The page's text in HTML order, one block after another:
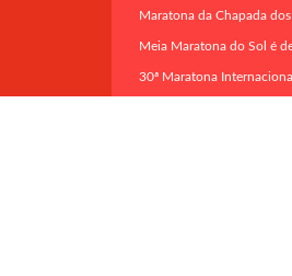
Maratona da Chapada
Meia Maratona do Sol é
30ª Maratona